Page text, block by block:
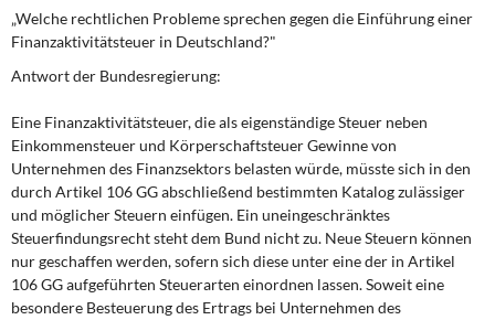
„Welche rechtlichen Probleme sprechen gegen die Einführung einer
Finanzaktivitätsteuer in Deutschland?"
Antwort der Bundesregierung:
Eine Finanzaktivitätsteuer, die als eigenständige Steuer neben
Einkommensteuer und Körperschaftsteuer Gewinne von
Unternehmen des Finanzsektors belasten würde, müsste sich in den
durch Artikel 106 GG abschließend bestimmten Katalog zulässiger
und möglicher Steuern einfügen. Ein uneingeschränktes
Steuerfindungsrecht steht dem Bund nicht zu. Neue Steuern können
nur geschaffen werden, sofern sich diese unter eine der in Artikel
106 GG aufgeführten Steuerarten einordnen lassen. Soweit eine
besondere Besteuerung des Ertrags bei Unternehmen des